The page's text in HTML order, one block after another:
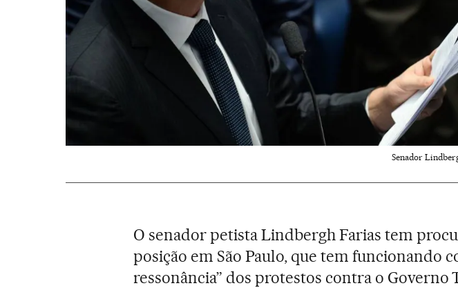
Senador
O senador petista Lindbergh Farias tem
posição em São Paulo, que tem funcionando
ressonância” dos protestos contra o Governo